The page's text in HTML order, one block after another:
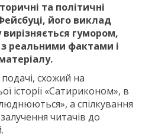
та політичні
його виклад
вирізняється гумором,
реальними фактами і
схожий на
історії «Сатириконом», в
а спілкування
читачів до